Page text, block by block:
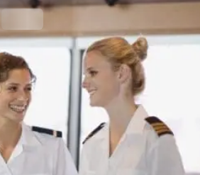
SIGN UP
ECMT, The Netherlands
1 heure